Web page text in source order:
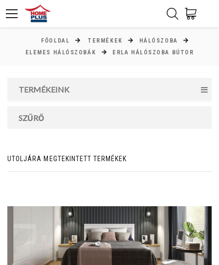
FŐOLDAL TERMÉKEK
HÁLÓSZOBA
ELEMES HÁLÓSZOBÁK
ERLA HÁLÓSZOBA BÚTOR
TERMÉKEINK
SZŰRŐ
Ft
MAGASSÁG
cm
UTOLJÁRA MEGTEKINTETT TERMÉKEK